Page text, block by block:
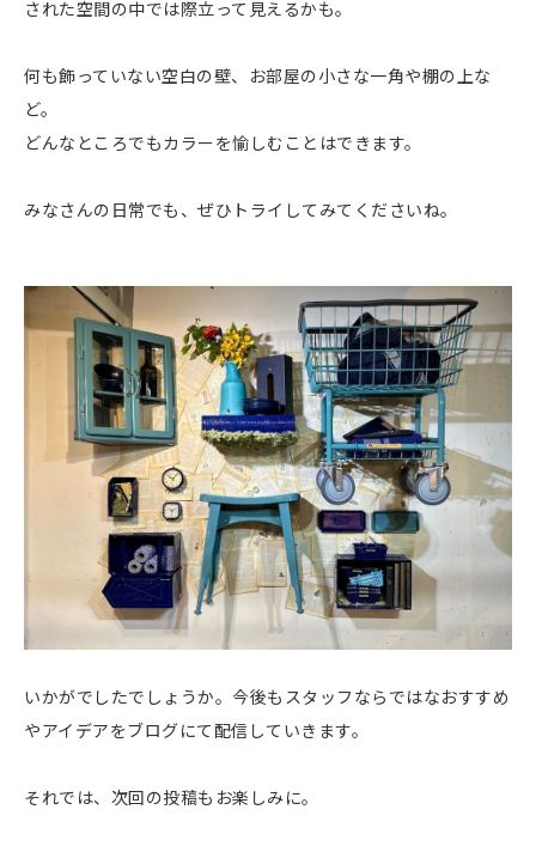
された空間の中では際立って見えるかも。
何も飾っていない空白の壁、お部屋の小さな一角や棚の上な
ど。
どんなところでもカラーを愉しむことはできます。
みなさんの日常でも、ぜひトライしてみてくださいね。
いかがでしたでしょうか。今後もスタッフならではなおすすめ
やアイデアをブログにて配信していきます。
それでは、次回の投稿もお楽しみに。